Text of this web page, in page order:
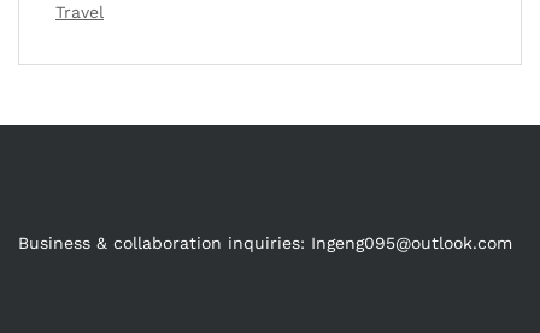
Travel
Business & collaboration inquiries: Ingeng095@outlook.com